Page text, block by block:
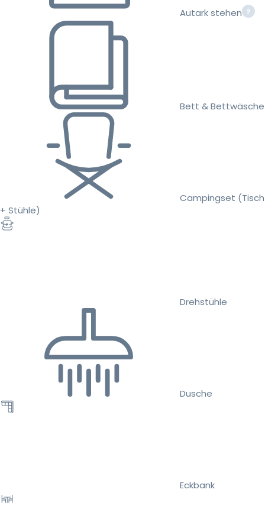
Autark stehen
Bett & Bettwäsche
Campingset (Tisch
+ Stühle)
Drehstühle
Dusche
Eckbank